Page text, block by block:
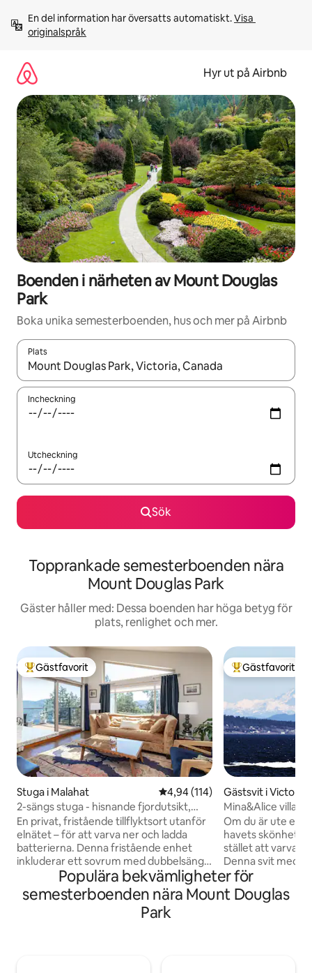
innehåll
En del information har översatts automatiskt. Visa
originalspråk
Hyr ut på Airbnb
Boenden i närheten av Mount Douglas
Park
Boka unika semesterboenden, hus och mer på Airbnb
Plats
När resultaten är tillgängliga kan du navigera med upp- och
Incheckning
Utcheckning
Sök
Topprankade semesterboenden nära
Mount Douglas Park
Gäster håller med: Dessa boenden har höga betyg för
plats, renlighet och mer.
Populär gästfavorit
Gästfavorit
Stuga i Malahat 4,94 av 5 i genomsnittligt
4,94 (114)
2-sängs stuga - hisnande fjordutsikt,
Summit House
En privat, fristående tillflyktsort utanför
elnätet – för att varva ner och ladda
batterierna. Denna fristående enhet
inkluderar ett sovrum med dubbelsäng,
ett enkelsängsrum, ett badrum i tre
delar, öppen spis och ett vardagsrum
och matplats i öppen planlösning.
Utanför har gäster sin egen privata
Populär
Gästfavorit
Gästsvit i Victoria
Mina&Alice villa
Om du är ute
havets skönhet
stället att varva
Denna svit med
havsutsikt ligger
villa vid vattnet.
kan du njuta av
Populära bekvämligheter för
semesterboenden nära Mount Douglas
Park